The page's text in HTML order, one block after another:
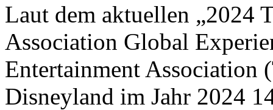
Laut dem aktuellen „2024
Association Global
Entertainment Association
Disneyland im Jahr 2024